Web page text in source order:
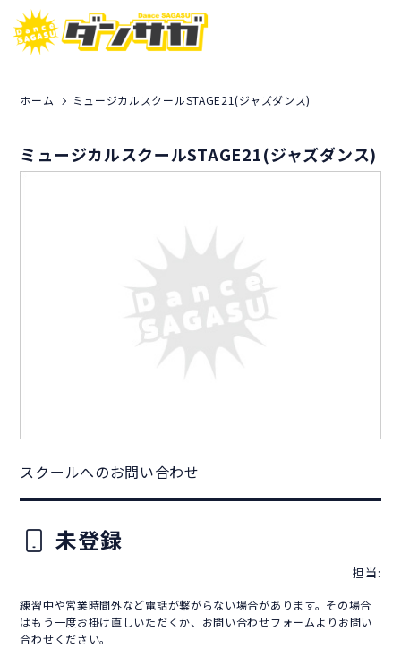
ホーム ミュージカルスクールSTAGE21(ジャズダンス)
ミュージカルスクールSTAGE21(ジャズダンス)
スクールへのお問い合わせ
未登録
担当:
練習中や営業時間外など電話が繋がらない場合があります。その場合
はもう一度お掛け直しいただくか、お問い合わせフォームよりお問い
合わせください。